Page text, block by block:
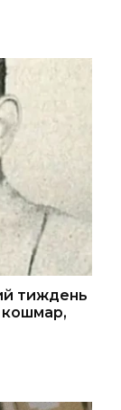
тиждень
кошмар,